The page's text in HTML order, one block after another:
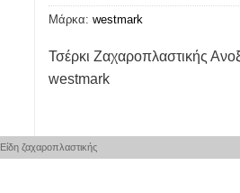
Μάρκα: westmark
Τσέρκι Ζαχαροπλαστικής
westmark
Είδη ζαχαροπλαστικής